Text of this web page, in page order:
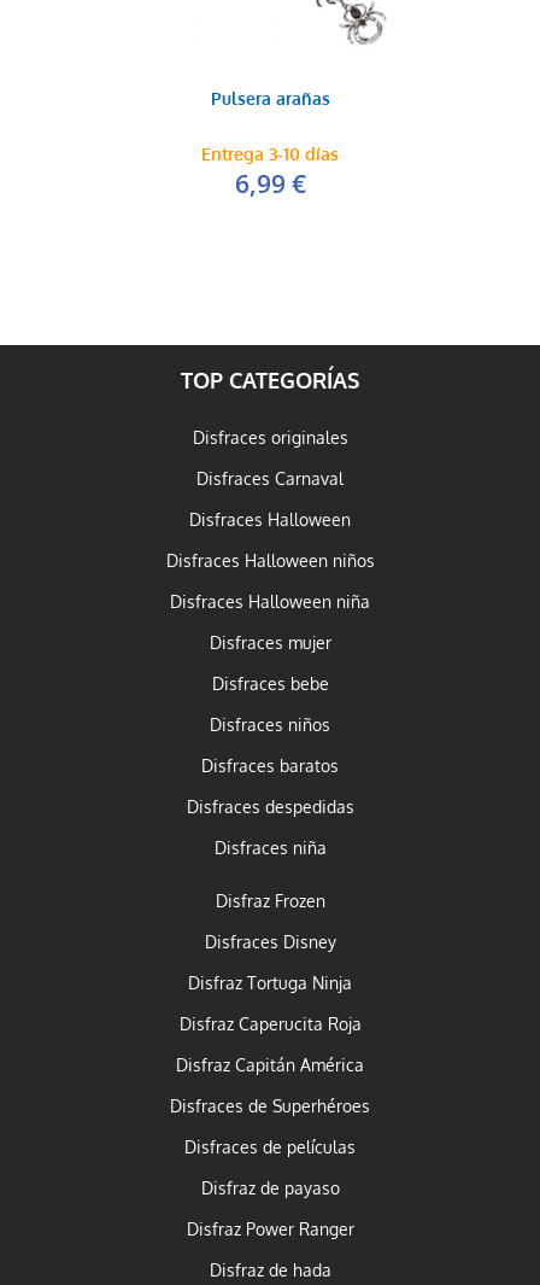
Pulsera arañas
Entrega 3-10 días
6,99 €
TOP CATEGORÍAS
Disfraces originales
Disfraces Carnaval
Disfraces Halloween
Disfraces Halloween niños
Disfraces Halloween niña
Disfraces mujer
Disfraces bebe
Disfraces niños
Disfraces baratos
Disfraces despedidas
Disfraces niña
Disfraz Frozen
Disfraces Disney
Disfraz Tortuga Ninja
Disfraz Caperucita Roja
Disfraz Capitán América
Disfraces de Superhéroes
Disfraces de películas
Disfraz de payaso
Disfraz Power Ranger
Disfraz de hada